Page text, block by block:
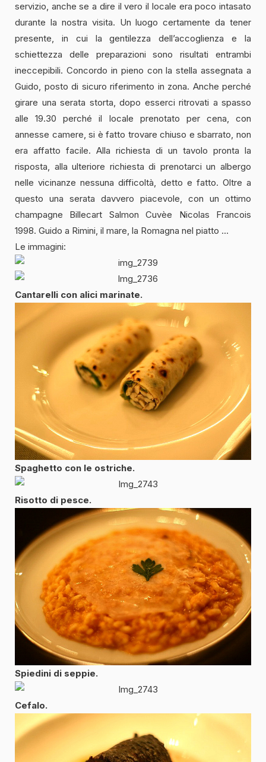
servizio, anche se a dire il vero il locale era poco intasato
durante la nostra visita. Un luogo certamente da tener
presente, in cui la gentilezza dell’accoglienza e la
schiettezza delle preparazioni sono risultati entrambi
ineccepibili. Concordo in pieno con la stella assegnata a
Guido, posto di sicuro riferimento in zona. Anche perché
girare una serata storta, dopo esserci ritrovati a spasso
alle 19.30 perché il locale prenotato per cena, con
annesse camere, si è fatto trovare chiuso e sbarrato, non
era affatto facile. Alla richiesta di un tavolo pronta la
risposta, alla ulteriore richiesta di prenotarci un albergo
nelle vicinanze nessuna difficoltà, detto e fatto. Oltre a
questo una serata davvero piacevole, con un ottimo
champagne Billecart Salmon Cuvèe Nicolas Francois
1998. Guido a Rimini, il mare, la Romagna nel piatto …
Le immagini:
Cantarelli con alici marinate.
Spaghetto con le ostriche.
Risotto di pesce.
Spiedini di seppie.
Cefalo.